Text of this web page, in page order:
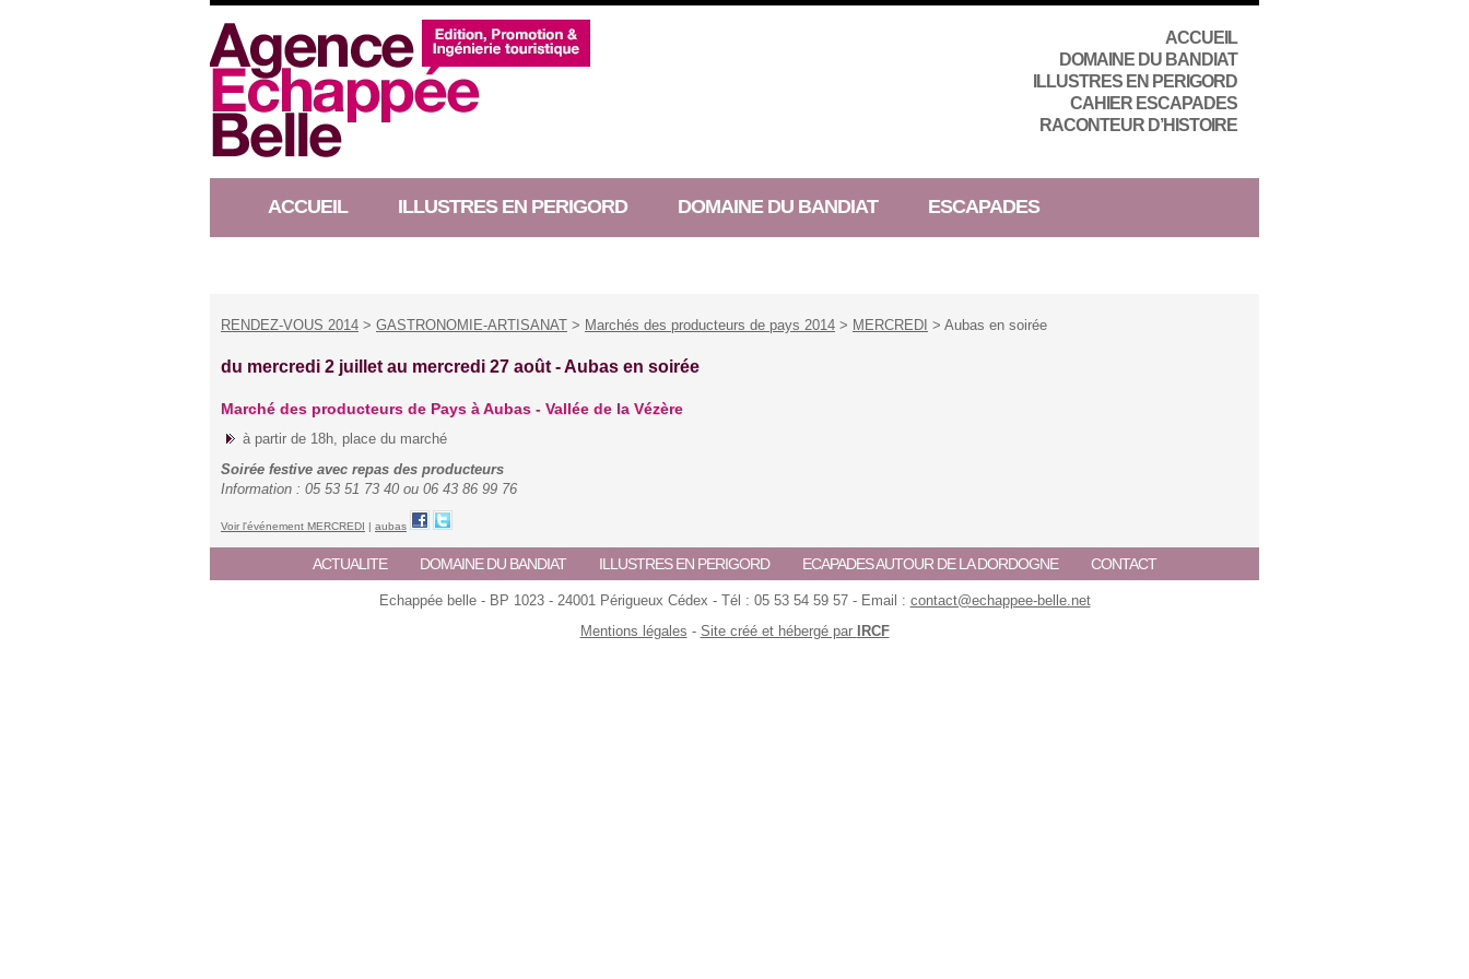
ACCUEIL
DOMAINE DU BANDIAT
ILLUSTRES EN PERIGORD
CAHIER ESCAPADES
RACONTEUR D’HISTOIRE
ACCUEIL ILLUSTRES EN PERIGORD DOMAINE DU BANDIAT ESCAPADES
RENDEZ-VOUS 2014 > GASTRONOMIE-ARTISANAT > Marchés des producteurs de pays 2014 > MERCREDI > Aubas en soirée
du mercredi 2 juillet au mercredi 27 août -Aubas en soirée
Marché des producteurs de Pays à Aubas - Vallée de la Vézère
à partir de 18h, place du marché
Soirée festive avec repas des producteurs
Information : 05 53 51 73 40 ou 06 43 86 99 76
Voir l'événement MERCREDI | aubas
ACTUALITE DOMAINE DU BANDIAT ILLUSTRES EN PERIGORD ECAPADES AUTOUR DE LA DORDOGNE CONTACT
Echappée belle - BP 1023 - 24001 Périgueux Cédex - Tél : 05 53 54 59 57 - Email : contact@echappee-belle.net
Mentions légales - Site créé et hébergé par IRCF